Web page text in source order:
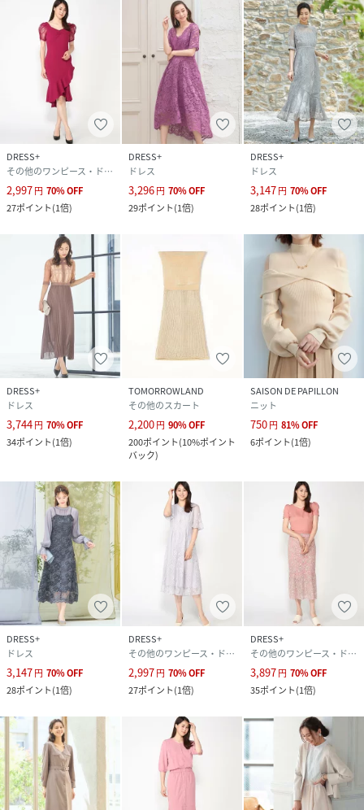
DRESS+
その他のワンピース・ドレス
2,997円 70%OFF
27ポイント(1倍)
DRESS+
ドレス
3,296円 70%OFF
29ポイント(1倍)
DRESS+
ドレス
3,147円 70%OFF
28ポイント(1倍)
DRESS+
ドレス
3,744円 70%OFF
34ポイント(1倍)
TOMORROWLAND
その他のスカート
2,200円 90%OFF
200ポイント(10%ポイント
バック)
SAISON DE PAPILLON
ニット
750円 81%OFF
6ポイント(1倍)
DRESS+
ドレス
3,147円 70%OFF
28ポイント(1倍)
DRESS+
その他のワンピース・ドレス
2,997円 70%OFF
27ポイント(1倍)
DRESS+
その他のワンピース・ドレス
3,897円 70%OFF
35ポイント(1倍)